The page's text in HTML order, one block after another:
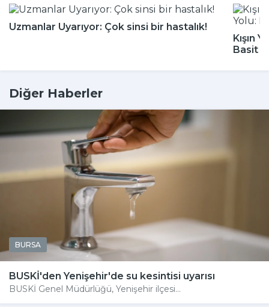
Uzmanlar Uyarıyor: Çok sinsi bir hastalık!
Kışın
Basit
Diğer Haberler
BURSA
BUSKİ'den Yenişehir'de su kesintisi uyarısı
BUSKİ Genel Müdürlüğü, Yenişehir ilçesi...